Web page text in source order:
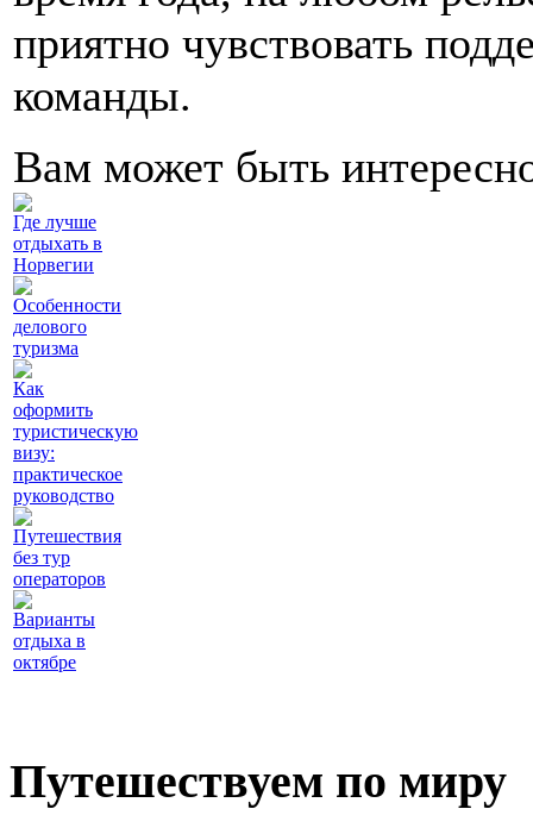
приятно чувствовать
команды.
Вам может быть
Где лучше
отдыхать в
Норвегии
Особенности
делового
туризма
Как
оформить
туристическую
визу:
практическое
руководство
Путешествия
без тур
операторов
Варианты
отдыха в
октябре
Путешествуем по миру